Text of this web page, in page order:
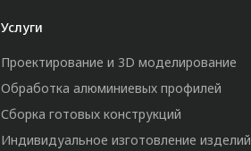
Услуги
Проектирование и 3D моделирование
Обработка алюминиевых профилей
Сборка готовых конструкций
Индивидуальное изготовление изделий